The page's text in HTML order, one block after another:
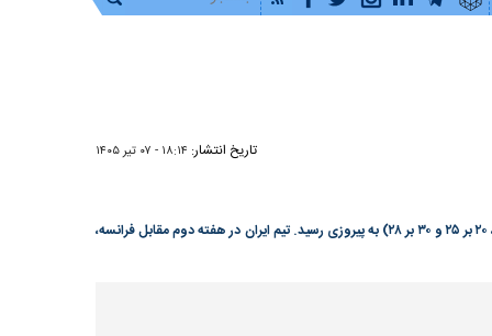
تاریخ انتشار: ۱۸:۱۴ - ۰۷ تير ۱۴۰۵
تیم ملی والیبال ایران در آخرین مسابقه‌اش از هفته دوم لیگ ملت‌های والیبال ۲۰۲۶ ساعت ۱۵ امروز (یکشنبه، هفتم تیر) به مصاف کوبا رفت و سه بر یک (۲۵ بر ۲۲، ۲۵ بر ۲۱، ۲۰ بر ۲۵ و ۳۰ بر ۲۸) به پیروزی رسید. تیم ایران در هفته دوم مقابل فرانسه،